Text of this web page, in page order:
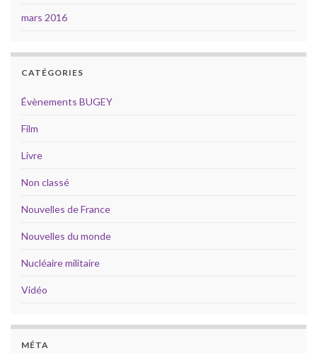
mars 2016
CATÉGORIES
Évènements BUGEY
Film
Livre
Non classé
Nouvelles de France
Nouvelles du monde
Nucléaire militaire
Vidéo
MÉTA